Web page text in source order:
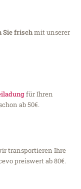
Sie frischmit unserer
für Ihren
ab 50€.
transportieren Ihre
preiswert ab 80€.